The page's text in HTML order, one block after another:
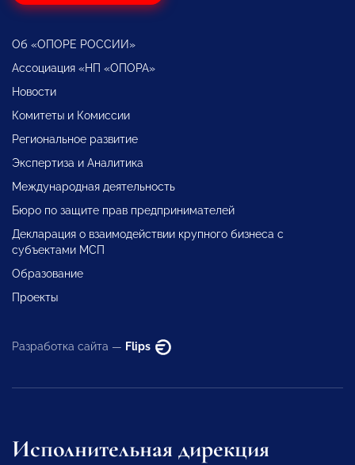
Об «ОПОРЕ РОССИИ»
Ассоциация «НП «ОПОРА»
Новости
Комитеты и Комиссии
Региональное развитие
Экспертиза и Аналитика
Международная деятельность
Бюро по защите прав предпринимателей
Декларация о взаимодействии крупного бизнеса с
субъектами МСП
Образование
Проекты
Разработка сайта — Flips
Исполнительная дирекция